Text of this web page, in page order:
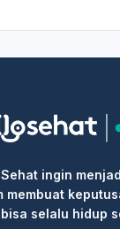
ingin
membuat
selalu hidup